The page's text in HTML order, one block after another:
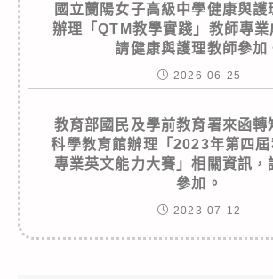
國立蘭陽女子高級中學健康與護
辦理「QTM教學實踐」教師專業
請健康與護理教師參加
2026-06-25
教育部國民及學前教育署來函轉
科學教育館辦理「2023年第四
專業英文能力大賽」相關資訊，
參加。
2023-07-12